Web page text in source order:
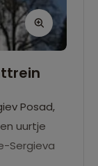
Posad,
uurtje
Sergieva